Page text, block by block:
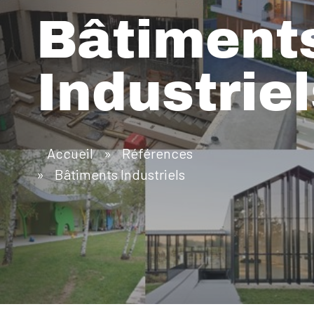
Accueil »
Références
»
Bâtiments Industriels